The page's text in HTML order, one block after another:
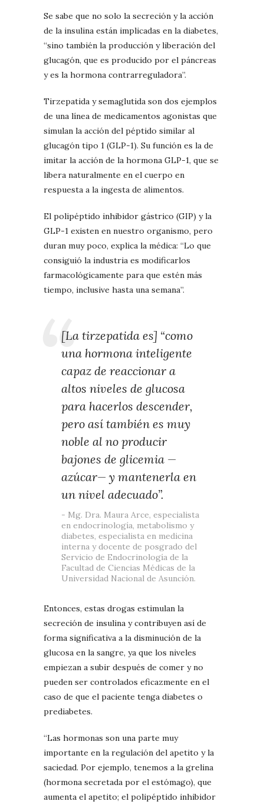
Se sabe que no solo la secreción y la acción
de la insulina están implicadas en la diabetes,
“sino también la producción y liberación del
glucagón, que es producido por el páncreas
y es la hormona contrarreguladora”.
Tirzepatida y semaglutida son dos ejemplos
de una línea de medicamentos agonistas que
simulan la acción del péptido similar al
glucagón tipo 1 (GLP-1). Su función es la de
imitar la acción de la hormona GLP-1, que se
libera naturalmente en el cuerpo en
respuesta a la ingesta de alimentos.
El polipéptido inhibidor gástrico (GIP) y la
GLP-1 existen en nuestro organismo, pero
duran muy poco, explica la médica: “Lo que
consiguió la industria es modificarlos
farmacológicamente para que estén más
tiempo, inclusive hasta una semana”.
[La tirzepatida es] “como
una hormona inteligente
capaz de reaccionar a
altos niveles de glucosa
para hacerlos descender,
pero así también es muy
noble al no producir
bajones de glicemia —
azúcar— y mantenerla en
un nivel adecuado”.
Mg. Dra. Maura Arce, especialista
en endocrinología, metabolismo y
diabetes, especialista en medicina
interna y docente de posgrado del
Servicio de Endocrinología de la
Facultad de Ciencias Médicas de la
Universidad Nacional de Asunción.
Entonces, estas drogas estimulan la
secreción de insulina y contribuyen así de
forma significativa a la disminución de la
glucosa en la sangre, ya que los niveles
empiezan a subir después de comer y no
pueden ser controlados eficazmente en el
caso de que el paciente tenga diabetes o
prediabetes.
“Las hormonas son una parte muy
importante en la regulación del apetito y la
saciedad. Por ejemplo, tenemos a la grelina
(hormona secretada por el estómago), que
aumenta el apetito; el polipéptido inhibidor